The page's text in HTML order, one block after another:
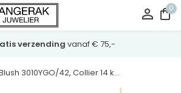
0
verzending vanaf € 75,-
3010YGO/42, Collier 14 k...